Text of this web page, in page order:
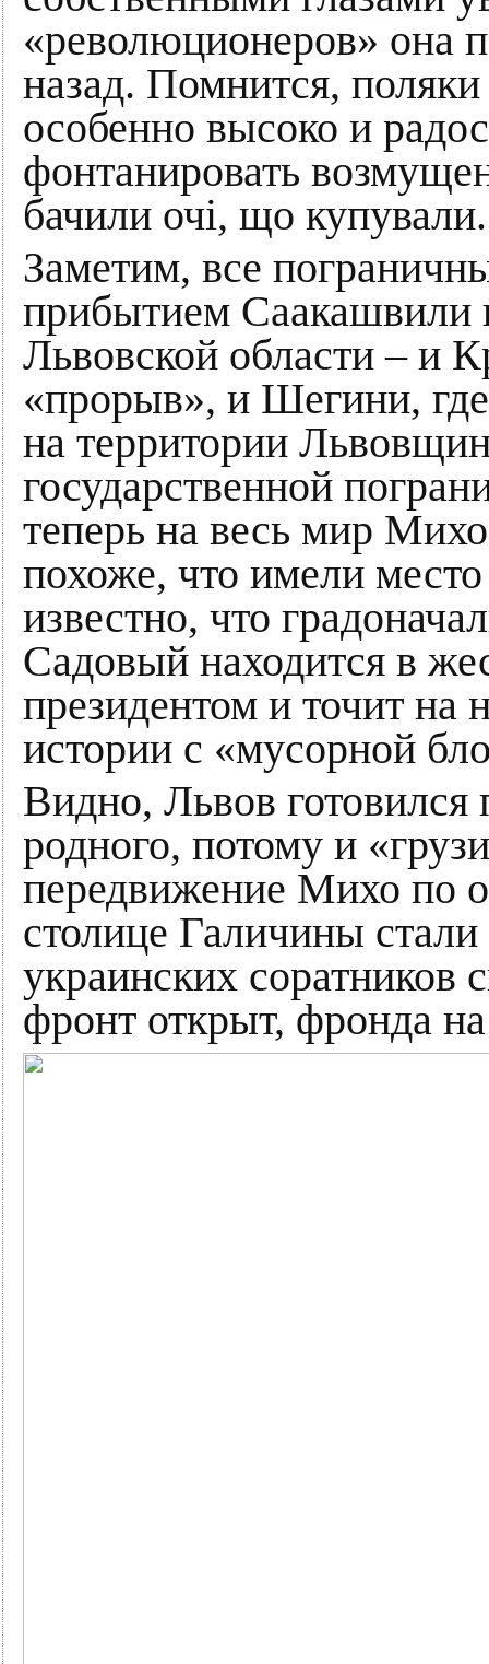
«революционеров» она
назад. Помнится,
особенно высоко и
фонтанировать
бачили очі, що купували.
Заметим, все
прибытием Саакашвили
Львовской области – и
«прорыв», и Шегини,
на территории
государственной
теперь на весь мир
похоже, что имели
известно, что
Садовый находится в
президентом и точит на
истории с «мусорной
Видно, Львов
родного, потому и
передвижение Михо по
столице Галичины
украинских соратников
фронт открыт, фронда